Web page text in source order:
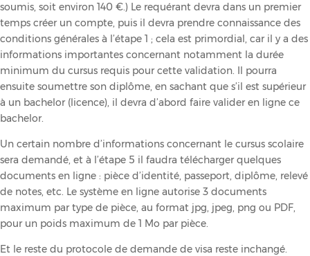
soumis, soit environ 140 €.) Le requérant devra dans un premier
temps créer un compte, puis il devra prendre connaissance des
conditions générales à l’étape 1 ; cela est primordial, car il y a des
informations importantes concernant notamment la durée
minimum du cursus requis pour cette validation. Il pourra
ensuite soumettre son diplôme, en sachant que s’il est supérieur
à un bachelor (licence), il devra d’abord faire valider en ligne ce
bachelor.
Un certain nombre d’informations concernant le cursus scolaire
sera demandé, et à l’étape 5 il faudra télécharger quelques
documents en ligne : pièce d’identité, passeport, diplôme, relevé
de notes, etc. Le système en ligne autorise 3 documents
maximum par type de pièce, au format jpg, jpeg, png ou PDF,
pour un poids maximum de 1 Mo par pièce.
Et le reste du protocole de demande de visa reste inchangé.